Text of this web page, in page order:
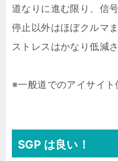
道なりに進む限り、信
停止以外はほぼクルマま
ストレスはかなり低減さ
※一般道でのアイサイト
SGP は良い！